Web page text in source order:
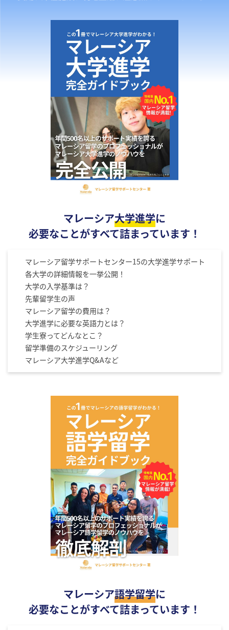
マレーシア大学進学に
必要なことがすべて詰まっています！
マレーシア留学サポートセンター15の大学進学サポート
各大学の詳細情報を一挙公開！
大学の入学基準は？
先輩留学生の声
マレーシア留学の費用は？
大学進学に必要な英語力とは？
学生寮ってどんなとこ？
留学準備のスケジューリング
マレーシア大学進学Q&Aなど
マレーシア語学留学に
必要なことがすべて詰まっています！